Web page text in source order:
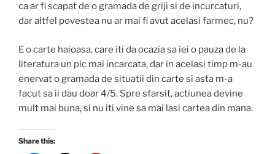
ca ar fi scapat de o gramada de griji si de incurcaturi,
dar altfel povestea nu ar mai fi avut acelasi farmec, nu?
E o carte haioasa, care iti da ocazia sa iei o pauza de la
literatura un pic mai incarcata, dar in acelasi timp m-au
enervat o gramada de situatii din carte si asta m-a
facut sa ii dau doar 4/5. Spre sfarsit, actiunea devine
mult mai buna, si nu iti vine sa mai lasi cartea din mana.
Share this: